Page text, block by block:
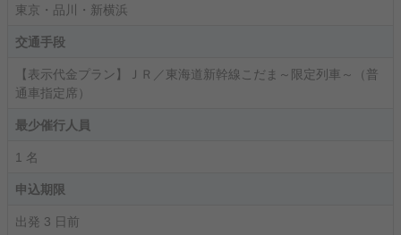
東京・品川・新横浜
交通手段
【表示代金プラン】ＪＲ／東海道新幹線こだま～限定列車～（普
通車指定席）
最少催行人員
1 名
申込期限
出発 3 日前